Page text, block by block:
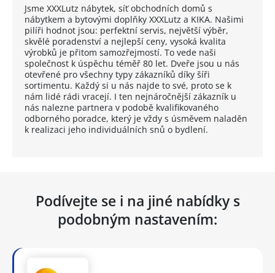
Jsme XXXLutz nábytek, síť obchodních domů s
nábytkem a bytovými doplňky XXXLutz a KIKA. Našimi
pilíři hodnot jsou: perfektní servis, největší výběr,
skvělé poradenství a nejlepší ceny, vysoká kvalita
výrobků je přitom samozřejmostí. To vede naši
společnost k úspěchu téměř 80 let. Dveře jsou u nás
otevřené pro všechny typy zákazníků díky šíři
sortimentu. Každý si u nás najde to své, proto se k
nám lidé rádi vracejí. I ten nejnáročnější zákazník u
nás nalezne partnera v podobě kvalifikovaného
odborného poradce, který je vždy s úsměvem naladěn
k realizaci jeho individuálních snů o bydlení.
Podívejte se i na jiné nabídky s
podobným nastavením: